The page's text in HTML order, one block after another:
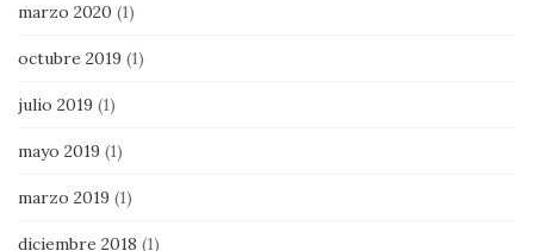
marzo 2020 (1)
octubre 2019 (1)
julio 2019 (1)
mayo 2019 (1)
marzo 2019 (1)
diciembre 2018 (1)